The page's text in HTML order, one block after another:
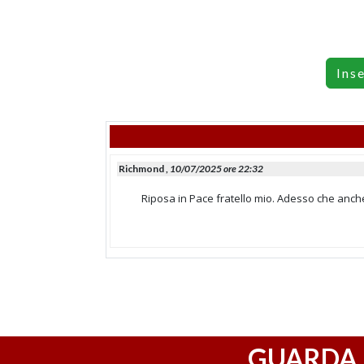
Richmond , 10/07/2025 ore 22:32
Riposa in Pace fratello mio. Adesso che